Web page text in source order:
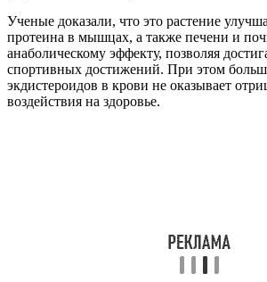
Ученые доказали, что это растение
протеина в мышцах, а также печени и
анаболическому эффекту, позволяя
спортивных достижений. При этом
экдистероидов в крови не оказывает
воздействия на здоровье.